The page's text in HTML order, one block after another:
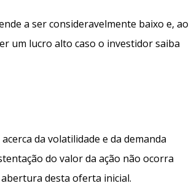
a ser consideravelmente baixo e, ao
um lucro alto caso o investidor saiba
da volatilidade e da demanda
do valor da ação não ocorra
desta oferta inicial.